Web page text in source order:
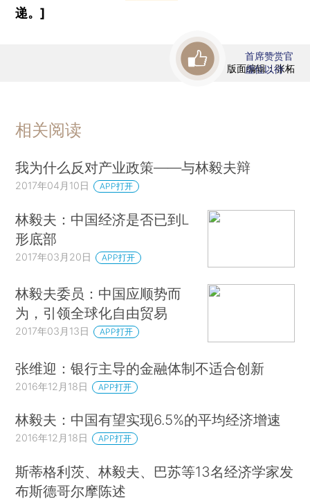
递。]
版面编辑：张柘
首席赞赏官
虚位以待
相关阅读
我为什么反对产业政策——与林毅夫辩
2017年04月10日 APP打开
林毅夫：中国经济是否已到L
形底部
2017年03月20日 APP打开
林毅夫委员：中国应顺势而
为，引领全球化自由贸易
2017年03月13日 APP打开
张维迎：银行主导的金融体制不适合创新
2016年12月18日 APP打开
林毅夫：中国有望实现6.5%的平均经济增速
2016年12月18日 APP打开
斯蒂格利茨、林毅夫、巴苏等13名经济学家发
布斯德哥尔摩陈述